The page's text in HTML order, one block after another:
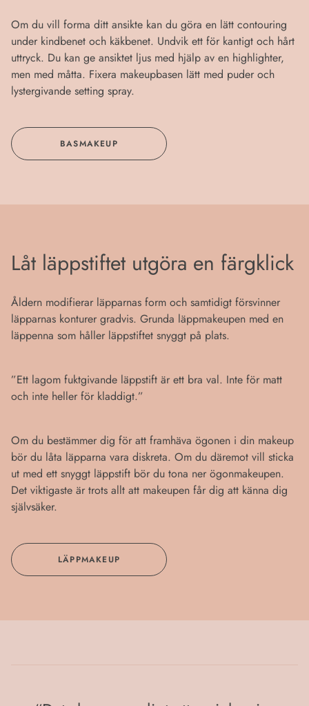
Om du vill forma ditt ansikte kan du göra en lätt contouring
under kindbenet och käkbenet. Undvik ett för kantigt och hårt
uttryck. Du kan ge ansiktet ljus med hjälp av en highlighter,
men med måtta. Fixera makeupbasen lätt med puder och
lystergivande setting spray.
BASMAKEUP
Låt läppstiftet utgöra en färgklick
Åldern modifierar läpparnas form och samtidigt försvinner
läpparnas konturer gradvis. Grunda läppmakeupen med en
läppenna som håller läppstiftet snyggt på plats.
”Ett lagom fuktgivande läppstift är ett bra val. Inte för matt
och inte heller för kladdigt.”
Om du bestämmer dig för att framhäva ögonen i din makeup
bör du låta läpparna vara diskreta. Om du däremot vill sticka
ut med ett snyggt läppstift bör du tona ner ögonmakeupen.
Det viktigaste är trots allt att makeupen får dig att känna dig
självsäker.
LÄPPMAKEUP